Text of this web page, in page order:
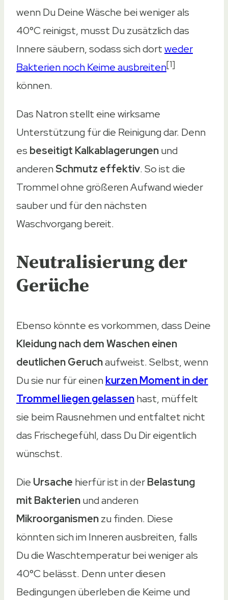
wenn Du Deine Wäsche bei weniger als
40°C reinigst, musst Du zusätzlich das
Innere säubern, sodass sich dortweder
Bakterien noch Keime ausbreiten[1]
können.
Das Natron stellt eine wirksame
Unterstützung für die Reinigung dar. Denn
es beseitigt Kalkablagerungenund
anderenSchmutz effektiv. So ist die
Trommel ohne größeren Aufwand wieder
sauber und für den nächsten
Waschvorgang bereit.
Neutralisierung der
Gerüche
Ebenso könnte es vorkommen, dass Deine
Kleidung nach dem Waschen einen
deutlichen Geruchaufweist. Selbst, wenn
Du sie nur für einenkurzen Moment in der
Trommel liegen gelassenhast, müffelt
sie beim Rausnehmen und entfaltet nicht
das Frischegefühl, dass Du Dir eigentlich
wünschst.
Die Ursache hierfür ist in derBelastung
mit Bakterienund anderen
Mikroorganismenzu finden. Diese
könnten sich im Inneren ausbreiten, falls
Du die Waschtemperatur bei weniger als
40°C belässt. Denn unter diesen
Bedingungen überleben die Keime und